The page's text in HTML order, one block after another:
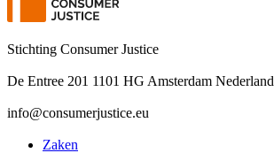
Stichting Consumer Justice
De Entree 201 1101 HG Amsterdam Nederland
info@consumerjustice.eu
Zaken